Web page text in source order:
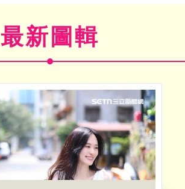
最新圖輯